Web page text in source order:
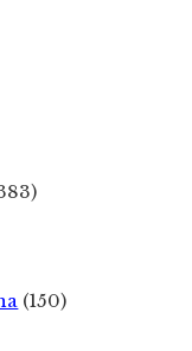
(150)